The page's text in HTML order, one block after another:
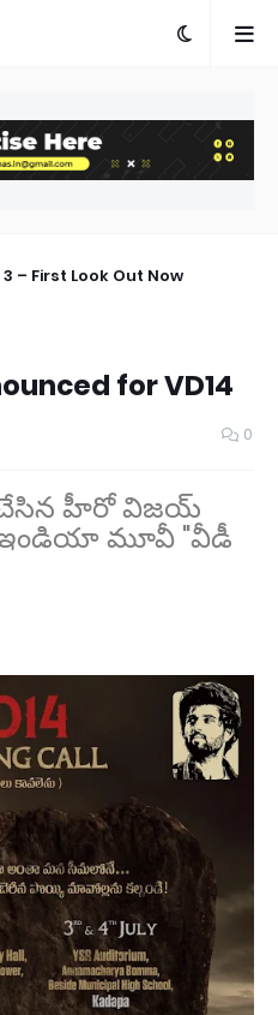
– First Look Out Now
for VD14
0
చేసిన హీరో విజయ్
మూవీ "వీడీ